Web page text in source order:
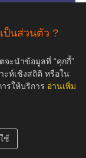
ป็นส่วนตัว ?
ะนำข้อมูลที่ “คุกกี้”
ะห์เชิงสถิติ หรือใน
รให้บริการ อ่านเพิ่ม
ช้